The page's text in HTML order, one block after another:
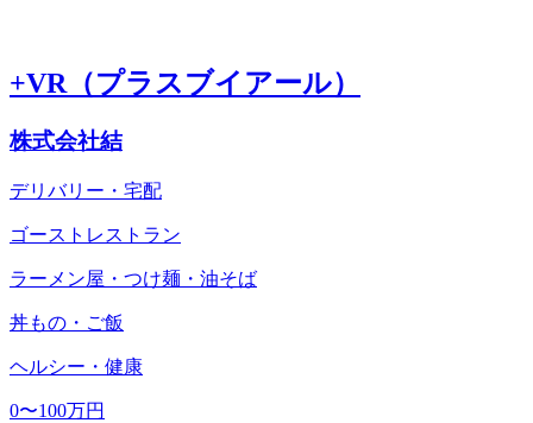
+VR（プラスブイアール）
株式会社結
デリバリー・宅配
ゴーストレストラン
ラーメン屋・つけ麺・油そば
丼もの・ご飯
ヘルシー・健康
0〜100万円